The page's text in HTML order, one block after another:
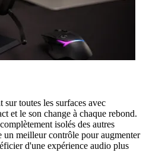
sur toutes les surfaces avec
et le son change à chaque rebond.
isolés des autres
un meilleur contrôle pour augmenter
d'une expérience audio plus